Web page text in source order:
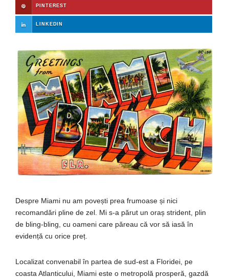
PINTEREST
LINKEDIN
Despre Miami nu am povești prea frumoase și nici
recomandări pline de zel. Mi s-a părut un oraș strident, plin
de bling-bling, cu oameni care păreau că vor să iasă în
evidență cu orice preț.
Localizat convenabil în partea de sud-est a Floridei, pe
coasta Atlanticului, Miami este o metropolă prosperă, gazdă